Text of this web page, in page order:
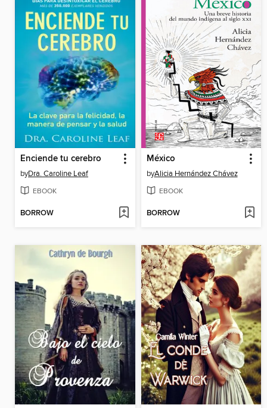
Enciende tu cerebro
byDra. Caroline Leaf
EBOOK
BORROW
México
byAlicia Hernández Chávez
EBOOK
BORROW